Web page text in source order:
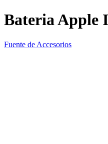
Bateria Apple
Fuente de Accesorios